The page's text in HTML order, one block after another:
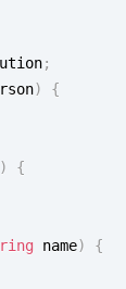
;
)
{
)
{
name)
{